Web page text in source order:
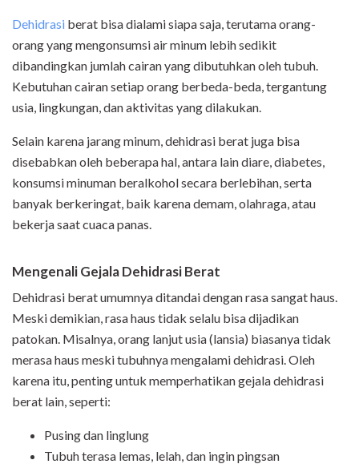
Dehidrasi berat bisa dialami siapa saja, terutama orang-
orang yang mengonsumsi air minum lebih sedikit
dibandingkan jumlah cairan yang dibutuhkan oleh tubuh.
Kebutuhan cairan setiap orang berbeda-beda, tergantung
usia, lingkungan, dan aktivitas yang dilakukan.
Selain karena jarang minum, dehidrasi berat juga bisa
disebabkan oleh beberapa hal, antara lain diare, diabetes,
konsumsi minuman beralkohol secara berlebihan, serta
banyak berkeringat, baik karena demam, olahraga, atau
bekerja saat cuaca panas.
Mengenali Gejala Dehidrasi Berat
Dehidrasi berat umumnya ditandai dengan rasa sangat haus.
Meski demikian, rasa haus tidak selalu bisa dijadikan
patokan. Misalnya, orang lanjut usia (lansia) biasanya tidak
merasa haus meski tubuhnya mengalami dehidrasi. Oleh
karena itu, penting untuk memperhatikan gejala dehidrasi
berat lain, seperti:
Pusing dan linglung
Tubuh terasa lemas, lelah, dan ingin pingsan